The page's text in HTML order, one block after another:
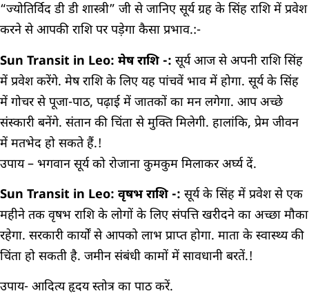
“ज्योतिर्विद डी डी शास्त्री” जी से जानिए सूर्य ग्रह के सिंह राशि में प्रवेश
करने से आपकी राशि पर पड़ेगा कैसा प्रभाव.:-
Sun Transit in Leo: मेष राशि -: सूर्य आज से अपनी राशि सिंह
में प्रवेश करेंगे. मेष राशि के लिए यह पांचवें भाव में होगा. सूर्य के सिंह
में गोचर से पूजा-पाठ, पढ़ाई में जातकों का मन लगेगा. आप अच्छे
संस्कारी बनेंगे. संतान की चिंता से मुक्ति मिलेगी. हालांकि, प्रेम जीवन
में मतभेद हो सकते हैं.!
उपाय – भगवान सूर्य को रोजाना कुमकुम मिलाकर अर्घ्य दें.
Sun Transit in Leo: वृषभ राशि -: सूर्य के सिंह में प्रवेश से एक
महीने तक वृषभ राशि के लोगों के लिए संपत्ति खरीदने का अच्छा मौका
रहेगा. सरकारी कार्यों से आपको लाभ प्राप्त होगा. माता के स्वास्थ्य की
चिंता हो सकती है. जमीन संबंधी कामों में सावधानी बरतें.!
उपाय- आदित्य हृदय स्तोत्र का पाठ करें.